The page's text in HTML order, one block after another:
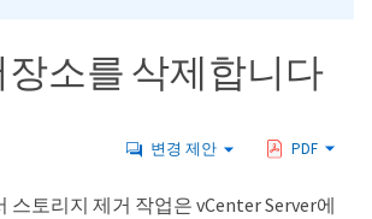
장소를 삭제합니다
변경 제안 PDF
스토리지 제거 작업은 vCenter Server에